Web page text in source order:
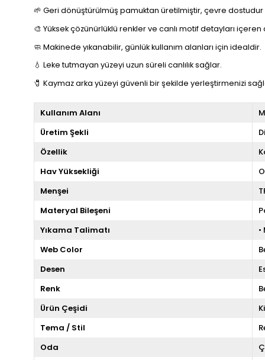
🌱 Geri dönüştürülmüş pamuktan üretilmiştir, çevre
🎨 Yüksek çözünürlüklü renkler ve canlı motif detayları içeren
🧼 Makinede yıkanabilir, günlük kullanım alanları için idealdir.
💧 Leke tutmayan yüzeyi uzun süreli canlılık sağlar.
🧷 Kaymaz arka yüzeyi güvenli bir şekilde yerleştirmenizi
Kullanım Alanı
Üretim Şekli
Özellik
Hav Yüksekliği
Menşei
Materyal Bileşeni
Yıkama Talimatı
Web Color
Desen
Renk
Ürün Çeşidi
Tema / Stil
Oda